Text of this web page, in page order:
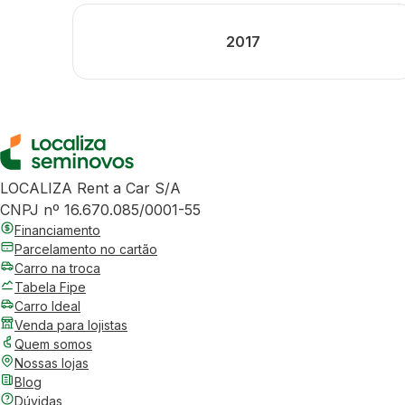
2017
LOCALIZA Rent a Car S/A
CNPJ nº 16.670.085/0001-55
Financiamento
Parcelamento no cartão
Carro na troca
Tabela Fipe
Carro Ideal
Venda para lojistas
Quem somos
Nossas lojas
Blog
Dúvidas